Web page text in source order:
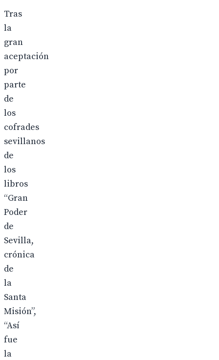
Tras
la
gran
aceptación
por
parte
de
los
cofrades
sevillanos
de
los
libros
“Gran
Poder
de
Sevilla,
crónica
de
la
Santa
Misión”,
“Así
fue
la